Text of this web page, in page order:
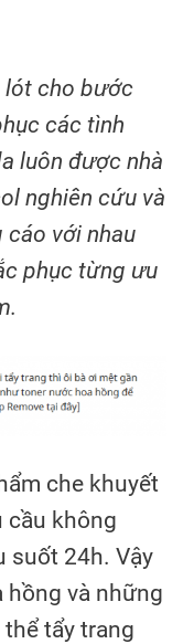
lót cho bước
các tình
luôn được nhà
nghiên cứu và
cáo với nhau
phục từng ưu
che khuyết
cầu không
suốt 24h. Vậy
hồng và những
tẩy trang